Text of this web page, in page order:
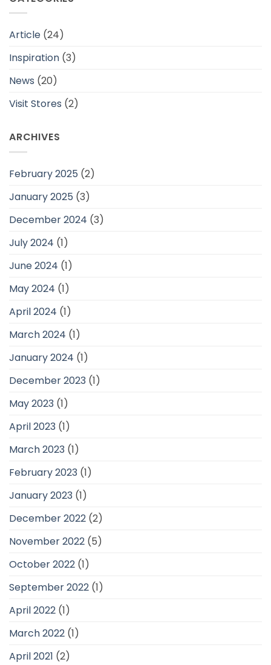
Article (24)
Inspiration (3)
News (20)
Visit Stores (2)
ARCHIVES
February 2025 (2)
January 2025 (3)
December 2024 (3)
July 2024 (1)
June 2024 (1)
May 2024 (1)
April 2024 (1)
March 2024 (1)
January 2024 (1)
December 2023 (1)
May 2023 (1)
April 2023 (1)
March 2023 (1)
February 2023 (1)
January 2023 (1)
December 2022 (2)
November 2022 (5)
October 2022 (1)
September 2022 (1)
April 2022 (1)
March 2022 (1)
April 2021 (2)